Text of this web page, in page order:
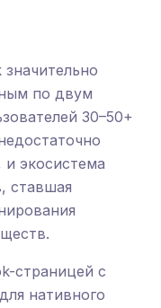
по двум
30–50+
экосистема
ставшая
страницей с
нативного